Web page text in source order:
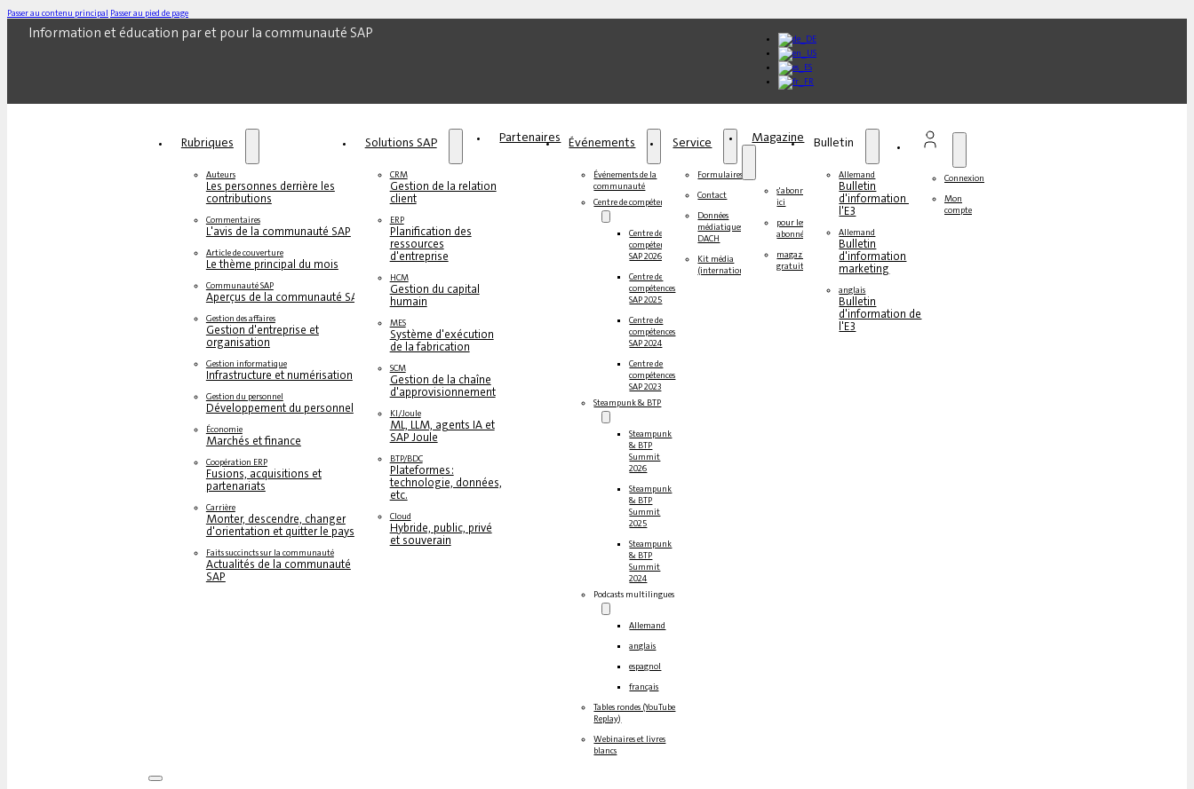
Passer au contenu principal Passer au pied de page
Information et éducation par et pour la communauté SAP
Rubriques
Auteurs
Les personnes derrière les
contributions
Commentaires
L'avis de la communauté SAP
Article de couverture
Le thème principal du mois
Communauté SAP
Aperçus de la communauté SAP
Gestion des affaires
Gestion d'entreprise et
organisation
Gestion informatique
Infrastructure et numérisation
Gestion du personnel
Développement du personnel
Économie
Marchés et finance
Coopération ERP
Fusions, acquisitions et
partenariats
Carrière
Monter, descendre, changer
d'orientation et quitter le pays
Faits succincts sur la communauté
Actualités de la communauté
SAP
Solutions SAP
CRM
Gestion de la relation
client
ERP
Planification des
ressources
d'entreprise
HCM
Gestion du capital
humain
MES
Système d'exécution
de la fabrication
SCM
Gestion de la chaîne
d'approvisionnement
KI/Joule
ML, LLM, agents IA et
SAP Joule
BTP/BDC
Plateformes :
technologie, données,
etc.
Cloud
Hybride, public, privé
et souverain
Partenaires Événements
Événements de la
communauté
Centre de compétences
Centre de
compétences
SAP 2026
Centre de
compétences
SAP 2025
Centre de
compétences
SAP 2024
Centre de
compétences
SAP 2023
Steampunk & BTP
Steampunk
& BTP
Summit
2026
Steampunk
& BTP
Summit
2025
Steampunk
& BTP
Summit
2024
Podcasts multilingues
Allemand
anglais
espagnol
français
Tables rondes (YouTube
Replay)
Webinaires et livres
blancs
Service
Formulaires
Contact
Données
médiatiques
DACH
Kit média
(international)
Magazine
s'abonner
ici
pour les
abonnés
magazines
gratuits
Bulletin
Allemand
Bulletin
d'information de
l'E3
Allemand
Bulletin
d'information
marketing
anglais
Bulletin
d'information de
l'E3
Connexion
Mon
compte